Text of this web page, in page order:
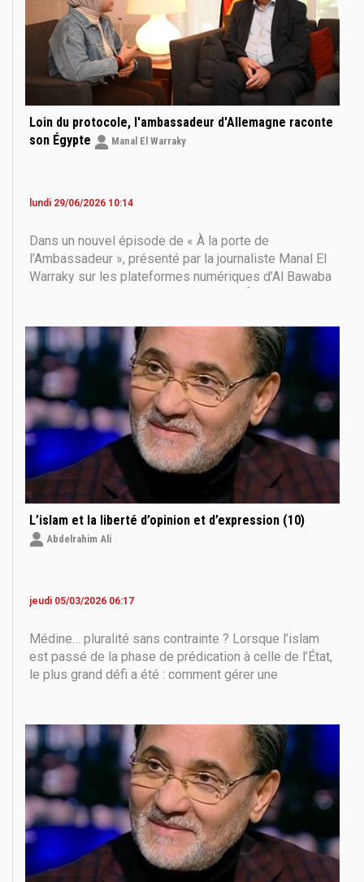
Loin du protocole, l'ambassadeur d'Allemagne raconte
son Égypte
Manal El Warraky
lundi 29/06/2026 10:14
Dans un nouvel épisode de « À la porte de
l’Ambassadeur », présenté par la journaliste Manal El
Warraky sur les plateformes numériques d’Al Bawaba
expérience en Égypte, loin du protocole diplomatique.
L’islam et la liberté d’opinion et d’expression (10)
Abdelrahim Ali
jeudi 05/03/2026 06:17
Médine… pluralité sans contrainte ? Lorsque l’islam
est passé de la phase de prédication à celle de l’État,
le plus grand défi a été : comment gérer une
recourir à la force pour imposer la foi ? La réponse